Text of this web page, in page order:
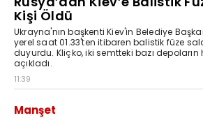
Kişi Öldü
Ukrayna'nın başkenti Kiev'in Belediye
yerel saat 01.33'ten itibaren balistik füze
duyurdu. Kliçko, iki semtteki bazı
açıkladı.
11:39
Manşet